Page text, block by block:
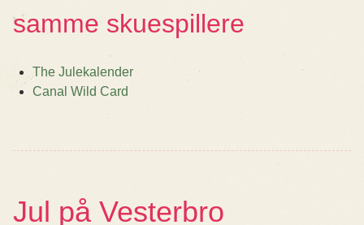
samme skuespillere
The Julekalender
Canal Wild Card
Jul på Vesterbro